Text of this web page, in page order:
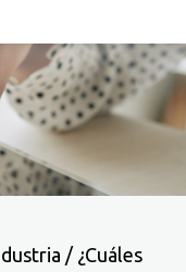
/ ¿Cuáles